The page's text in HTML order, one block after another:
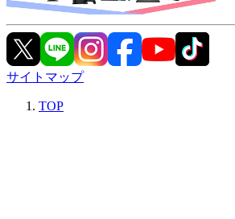
サイトマップ
TOP